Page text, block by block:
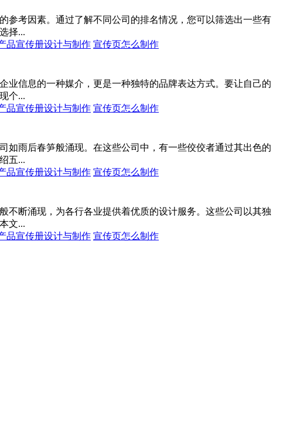
参考因素。通过了解不同公司的排名情况，您可以筛选出一些有
择...
品宣传册设计与制作 宣传页怎么制作
业信息的一种媒介，更是一种独特的品牌表达方式。要让自己的
个...
品宣传册设计与制作 宣传页怎么制作
如雨后春笋般涌现。在这些公司中，有一些佼佼者通过其出色的
五...
品宣传册设计与制作 宣传页怎么制作
不断涌现，为各行各业提供着优质的设计服务。这些公司以其独
文...
品宣传册设计与制作 宣传页怎么制作